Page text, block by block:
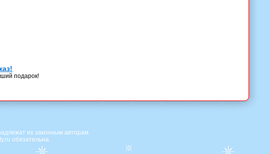
подарок!
их законным авторам.
обязательна.